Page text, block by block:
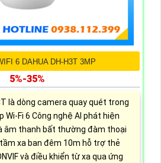
6 DAHUA DH-H3T 3MP
5%-35%
là dòng camera quay quét trong
Wi-Fi 6 Công nghệ AI phát hiện
âm thanh bất thường đàm thoại
xa ban đêm 10m hỗ trợ thẻ
và điều khiển từ xa qua ứng